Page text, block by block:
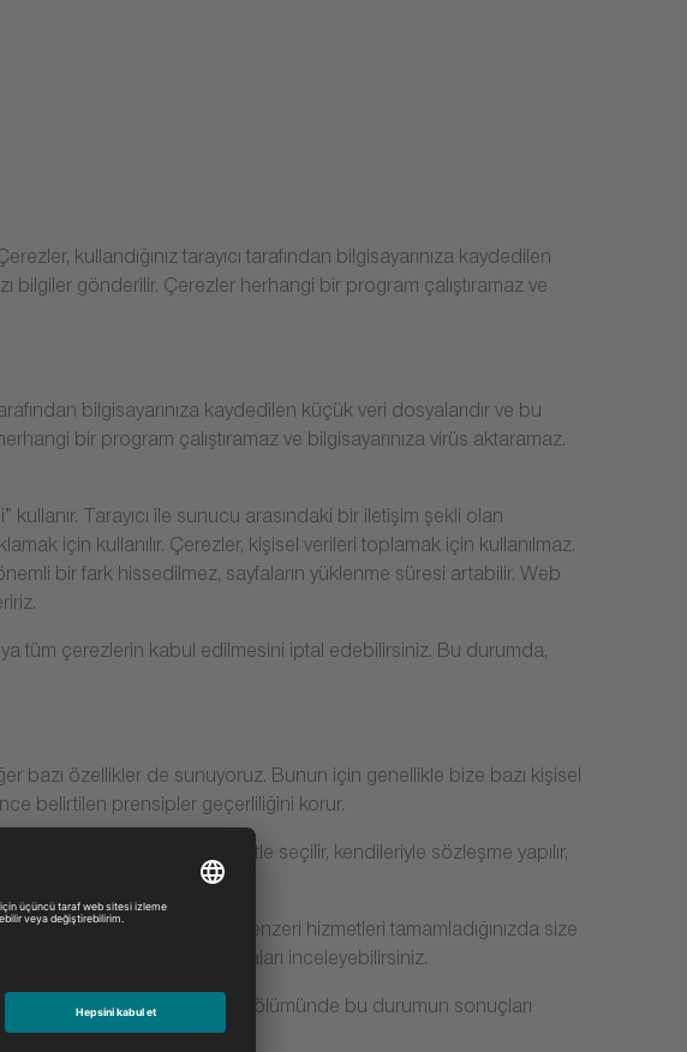
kullandığınız tarayıcı tarafından bilgisayarınıza kaydedilen
bilgiler gönderilir. Çerezler herhangi bir program çalıştıramaz ve
bilgisayarınıza kaydedilen küçük veri dosyalarıdır ve bu
bir program çalıştıramaz ve bilgisayarınıza virüs aktaramaz.
Tarayıcı ile sunucu arasındaki bir iletişim şekli olan
için kullanılır. Çerezler, kişisel verileri toplamak için kullanılmaz.
bir fark hissedilmez, sayfaların yüklenme süresi artabilir. Web
tüm çerezlerin kabul edilmesini iptal edebilirsiniz. Bu durumda,
bazı özellikler de sunuyoruz. Bunun için genellikle bize bazı kişisel
belirtilen prensipler geçerliliğini korur.
bizim tarafımızdan dikkatle seçilir, kendileriyle sözleşme yapılır,
ya da anlaşmaları veya benzeri hizmetleri tamamladığınızda size
veya aşağıdaki açıklamaları inceleyebilirsiniz.
olduğunda açıklamalar bölümünde bu durumun sonuçları